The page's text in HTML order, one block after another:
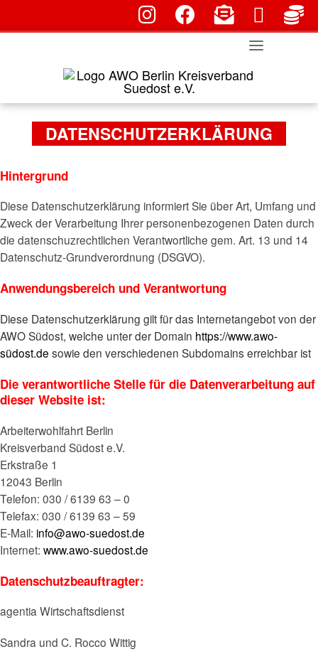
content
fab fa-instagramfab fa-facebook
fas fa- far fa-
DATENSCHUTZERKLÄRUNG
Hintergrund
Diese Datenschutzerklärung informiert Sie über Art, Umfang und
Zweck der Verarbeitung Ihrer personenbezogenen Daten durch
die datenschuzrechtlichen Verantwortliche gem. Art. 13 und 14
Datenschutz-Grundverordnung (DSGVO).
Anwendungsbereich und Verantwortung
Diese Datenschutzerklärung gilt für das Internetangebot von der
AWO Südost, welche unter der Domain https://www.awo-
südost.de sowie den verschiedenen Subdomains erreichbar ist
Die verantwortliche Stelle für die Datenverarbeitung auf
dieser Website ist:
Arbeiterwohlfahrt Berlin
Kreisverband Südost e.V.
Erkstraße 1
12043 Berlin
Telefon: 030 / 6139 63 – 0
Telefax: 030 / 6139 63 – 59
E-Mail: info@awo-suedost.de
Internet: www.awo-suedost.de
Datenschutzbeauftragter:
agentia Wirtschaftsdienst
Sandra und C. Rocco Wittig